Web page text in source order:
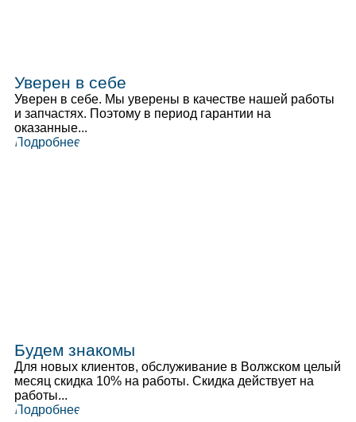
Уверен в себе
Уверен в себе. Мы уверены в качестве нашей работы
и запчастях. Поэтому в период гарантии на
оказанные...
Подробнее
Будем знакомы
Для новых клиентов, обслуживание в Волжском целый
месяц скидка 10% на работы. Скидка действует на
работы...
Подробнее